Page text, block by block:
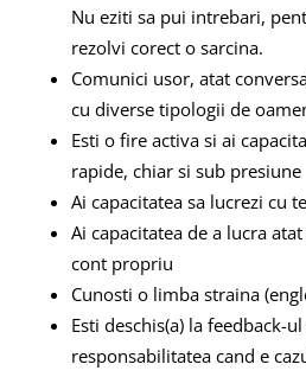
Nu eziti sa pui intrebari,
rezolvi corect o sarcina.
Comunici usor, atat
cu diverse tipologii de
Esti o fire activa si ai
rapide, chiar si sub presiune
Ai capacitatea sa lucrezi cu
Ai capacitatea de a lucra
cont propriu
Cunosti o limba straina
Esti deschis(a) la feedback-
responsabilitatea cand e